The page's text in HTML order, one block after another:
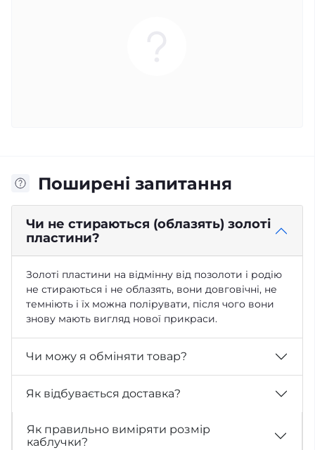
Поширені запитання
Чи не стираються (облазять) золоті
пластини?
Золоті пластини на відмінну від позолоти і родію
не стираються і не облазять, вони довговічні, не
темніють і їх можна полірувати, після чого вони
знову мають вигляд нової прикраси.
Чи можу я обміняти товар?
Як відбувається доставка?
Як правильно виміряти розмір
каблучки?